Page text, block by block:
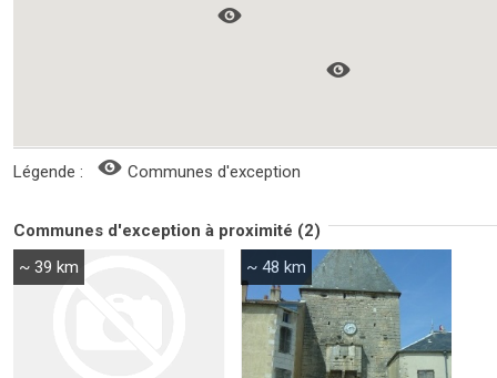
Légende : Communes d'exception
Communes d'exception à proximité (2)
~ 39 km ~ 48 km